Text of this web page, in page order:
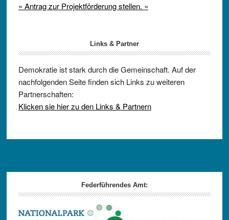
» Antrag zur Projektförderung stellen. «
Links & Partner
Demokratie ist stark durch die Gemeinschaft. Auf der
nachfolgenden Seite finden sich Links zu weiteren
Partnerschaften:
Klicken sie hier zu den Links & Partnern
Footer Federführendes Amt: